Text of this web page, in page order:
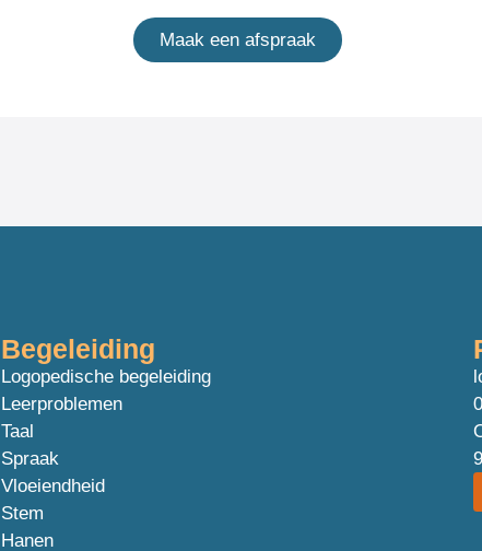
Maak een afspraak
Begeleiding
Logopedische begeleiding
Leerproblemen
Taal
Spraak
Vloeiendheid
Stem
Hanen